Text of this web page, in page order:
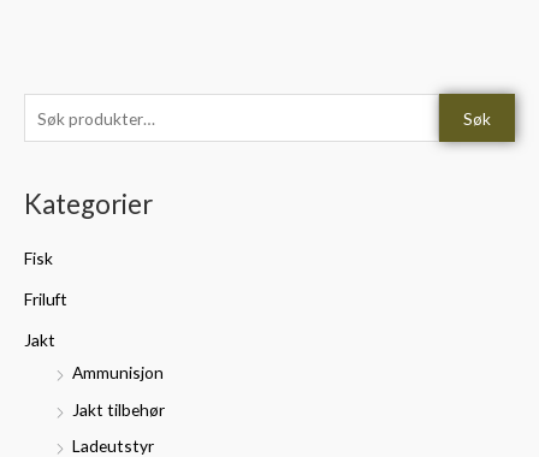
ø
e
t
e
r
Søk
Kategorier
Fisk
Friluft
Jakt
Ammunisjon
Jakt tilbehør
Ladeutstyr
ia